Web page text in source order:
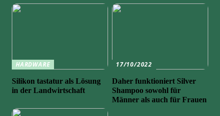
HARDWARE
Silikon tastatur als Lösung
in der Landwirtschaft
17/10/2022
Daher funktioniert Silver
Shampoo sowohl für
Männer als auch für Frauen